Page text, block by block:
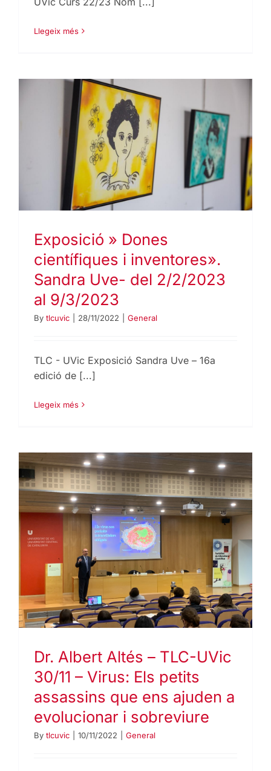
Llegeix més
Exposició » Dones
científiques i inventores».
Sandra Uve- del 2/2/2023
al 9/3/2023
By tlcuvic 28/11/2022 General
TLC - UVic Exposició Sandra Uve – 16a
edició de [...]
Llegeix més
Dr. Albert Altés – TLC-UVic
30/11 – Virus: Els petits
assassins que ens ajuden a
evolucionar i sobreviure
By tlcuvic 10/11/2022 General